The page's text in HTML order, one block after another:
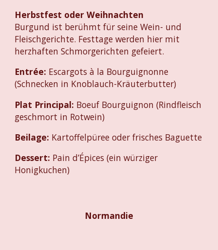
Herbstfest oder Weihnachten
Burgund ist berühmt für seine Wein- und
Fleischgerichte. Festtage werden hier mit
herzhaften Schmorgerichten gefeiert.
Entrée: Escargots à la Bourguignonne
(Schnecken in Knoblauch-Kräuterbutter)
Plat Principal: Boeuf Bourguignon (Rindfleisch
geschmort in Rotwein)
Beilage: Kartoffelpüree oder frisches Baguette
Dessert: Pain d’Épices (ein würziger
Honigkuchen)
Normandie